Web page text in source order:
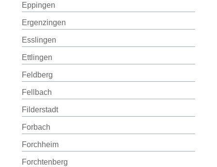
Eppingen
Ergenzingen
Esslingen
Ettlingen
Feldberg
Fellbach
Filderstadt
Forbach
Forchheim
Forchtenberg